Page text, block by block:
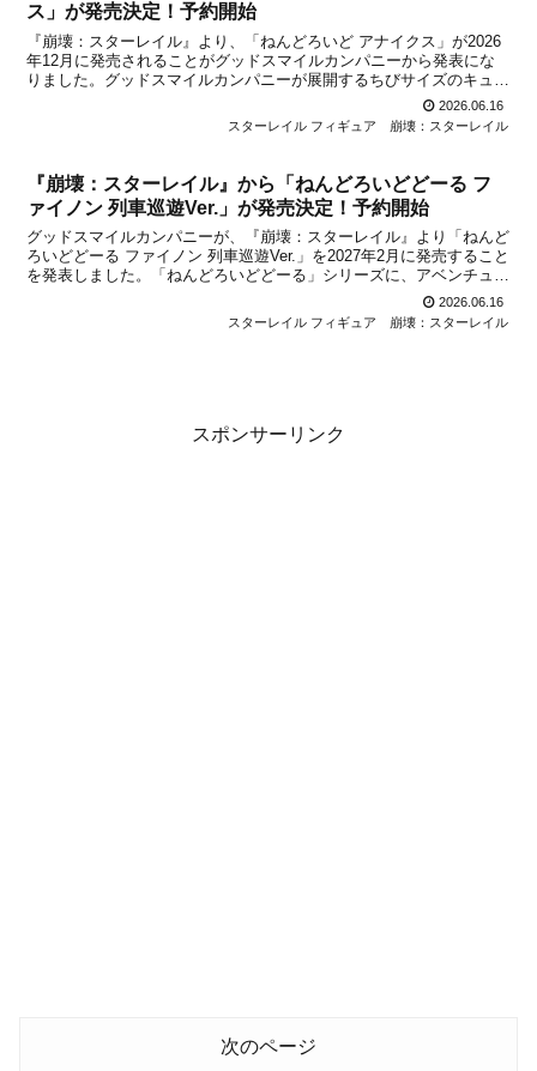
ス」が発売決定！予約開始
『崩壊：スターレイル』より、「ねんどろいど アナイクス」が2026
年12月に発売されることがグッドスマイルカンパニーから発表にな
りました。グッドスマイルカンパニーが展開するちびサイズのキュー
トなフィギュア『ねんどろいど』シリーズから、『崩壊：スターレイ
ル』より「ねんどろいど ヒアンシー」や「ねんどろ...
2026.06.16
スターレイル フィギュア
崩壊：スターレイル
『崩壊：スターレイル』から「ねんどろいどどーる フ
ァイノン 列車巡遊Ver.」が発売決定！予約開始
グッドスマイルカンパニーが、『崩壊：スターレイル』より「ねんど
ろいどどーる ファイノン 列車巡遊Ver.」を2027年2月に発売すること
を発表しました。「ねんどろいどどーる」シリーズに、アベンチュリ
ンやサンデーに続いてファイノンが登場！細かく再現された衣服をま
とった服な姿の「ファイノン」を楽しむこと...
2026.06.16
スターレイル フィギュア
崩壊：スターレイル
スポンサーリンク
次のページ